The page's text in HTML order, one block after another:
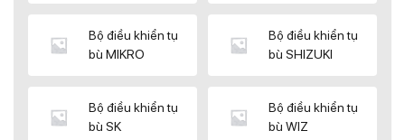
Bộ điều khiển tụ
bù MIKRO
Bộ điều khiển tụ
bù SHIZUKI
Bộ điều khiển tụ
bù SK
Bộ điều khiển tụ
bù WIZ